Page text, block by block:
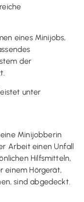
eines Minijobs,
der
unter
Minijobberin
Arbeit einen Unfall
Hilfsmitteln,
einem Hörgerät,
sind abgedeckt.